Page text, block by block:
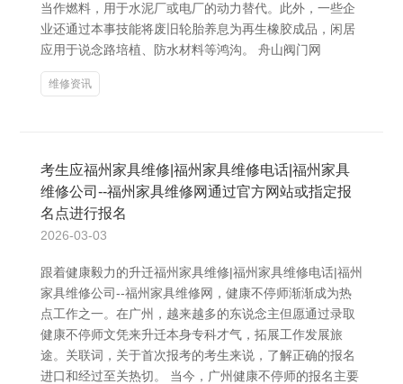
当作燃料，用于水泥厂或电厂的动力替代。此外，一些企
业还通过本事技能将废旧轮胎养息为再生橡胶成品，闲居
应用于说念路培植、防水材料等鸿沟。 舟山阀门网
维修资讯
考生应福州家具维修|福州家具维修电话|福州家具
维修公司--福州家具维修网通过官方网站或指定报
名点进行报名
2026-03-03
跟着健康毅力的升迁福州家具维修|福州家具维修电话|福州
家具维修公司--福州家具维修网，健康不停师渐渐成为热
点工作之一。在广州，越来越多的东说念主但愿通过录取
健康不停师文凭来升迁本身专科才气，拓展工作发展旅
途。关联词，关于首次报考的考生来说，了解正确的报名
进口和经过至关热切。 当今，广州健康不停师的报名主要